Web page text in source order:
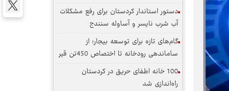
دستور استاندار کردستان برای رفع مشکلات
آب شرب نایسر و آساوله سنندج
گام‌های تازه برای توسعه بیجار؛ از
ساماندهی رودخانه تا اختصاص 450تن قیر
100 خانه اطفای حریق در کردستان
راه‌اندازی شد